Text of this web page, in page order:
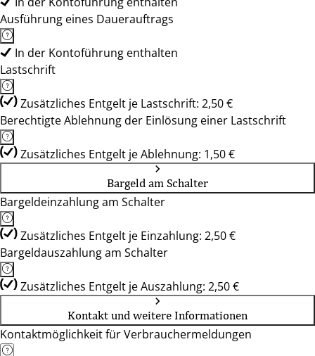
Ausführung eines Dauerauftrags
In der Kontoführung enthalten
Lastschrift
Zusätzliches Entgelt je Lastschrift: 2,50 €
Berechtigte Ablehnung der Einlösung einer Lastschrift
Zusätzliches Entgelt je Ablehnung: 1,50 €
Bargeld am Schalter
Bargeldeinzahlung am Schalter
Zusätzliches Entgelt je Einzahlung: 2,50 €
Bargeldauszahlung am Schalter
Zusätzliches Entgelt je Auszahlung: 2,50 €
Kontakt und weitere Informationen
Kontaktmöglichkeit für Verbrauchermeldungen